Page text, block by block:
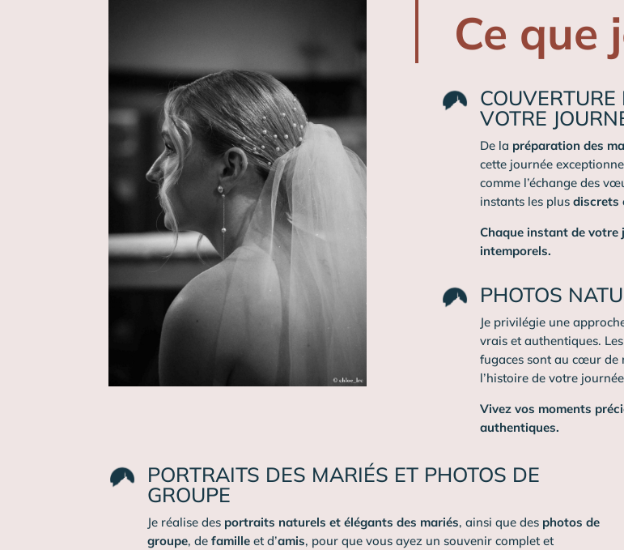
Ce que
VOTRE
De la préparation des
cette journée
comme l’échange des
instants les plusdiscrets
Chaque instant de votre
intemporels.
PHOTOS
Je privilégie une
vrais et authentiques. Les
fugaces sont au cœur de
l’histoire de votre
Vivez vos moments
authentiques.
PORTRAITS DES MARIÉS ET PHOTOS DE
GROUPE
Je réalise des portraits naturels et élégants des mariés, ainsi que des photos de
groupe, de familleet d’amis, pour que vous ayez un souvenir complet et